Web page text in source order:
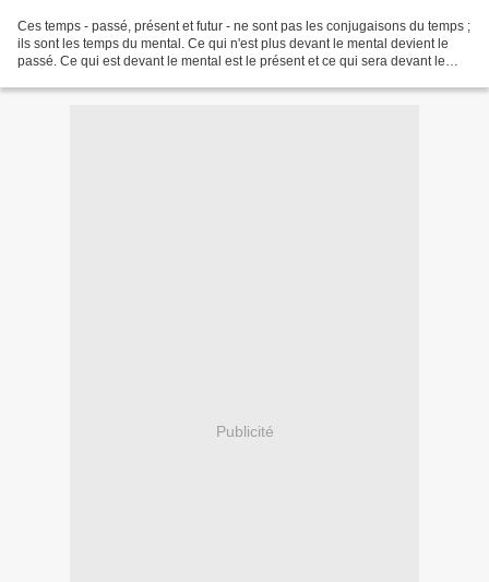
Ces temps - passé, présent et futur - ne sont pas les conjugaisons du temps ;
ils sont les temps du mental. Ce qui n'est plus devant le mental devient le
passé. Ce qui est devant le mental est le présent et ce qui sera devant le
Publicité